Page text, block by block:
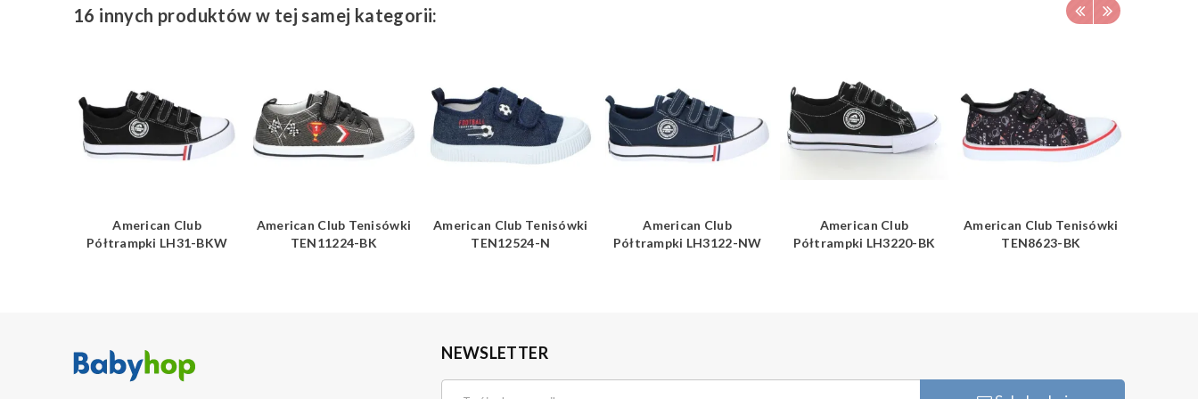
16 innych produktów w tej samej kategorii:
American Club
Półtrampki LH31-BKW
American Club Tenisówki
TEN11224-BK
American Club Tenisówki
TEN12524-N
American Club
Półtrampki LH3122-NW
American Club
Półtrampki LH3220-BK
American Club Tenisówki
TEN8623-BK
NEWSLETTER